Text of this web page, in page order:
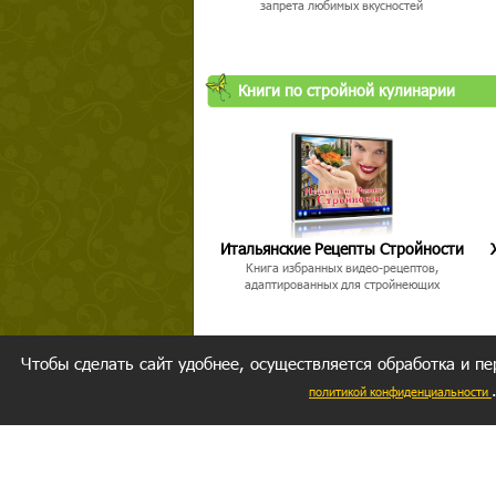
запрета любимых вкусностей
Книги по стройной кулинарии
Итальянские Рецепты Стройности
Книга избранных видео-рецептов,
адаптированных для стройнеющих
Чтобы сделать сайт удобнее, осуществляется обработка и
политикой конфиденциальности